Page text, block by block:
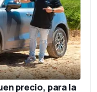
precio, para la